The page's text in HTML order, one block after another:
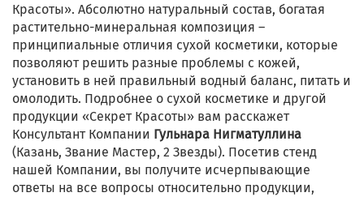
Красоты». Абсолютно натуральный состав, богатая
растительно-минеральная композиция –
принципиальные отличия сухой косметики, которые
позволяют решить разные проблемы с кожей,
установить в ней правильный водный баланс, питать и
омолодить. Подробнее о сухой косметике и другой
продукции «Секрет Красоты» вам расскажет
Консультант Компании Гульнара Нигматуллина
(Казань, Звание Мастер, 2 Звезды). Посетив стенд
нашей Компании, вы получите исчерпывающие
ответы на все вопросы относительно продукции,